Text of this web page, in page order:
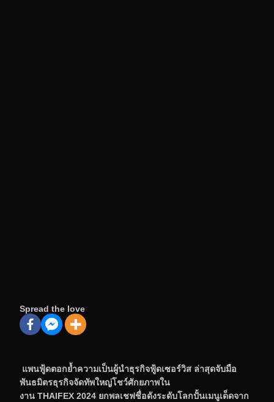
Spread the love
แพนฟู้ดตอกย้ำความเป็นผู้นำธุรกิจฟู้ดเซอร์วิส ล่าสุดจับมือ
พันธมิตรธุรกิจจัดทัพใหญ่โชว์ศักยภาพใน
งาน THAIFEX 2024 ยกพลเชฟชื่อดังระดับโลกปั้นเมนูเด็ดจาก